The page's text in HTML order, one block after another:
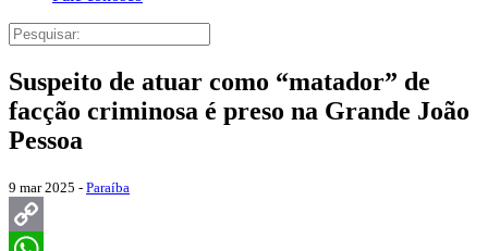
Suspeito de atuar como “matador” de
facção criminosa é preso na Grande João
Pessoa
9 mar 2025 - Paraíba